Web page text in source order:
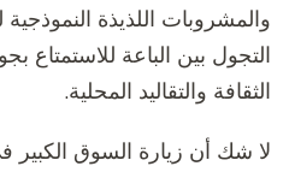
والمشروبات اللذيذة
التجول بين الباعة للاستمتاع
الثقافة والتقاليد المحلية.
لا شك أن زيارة السوق